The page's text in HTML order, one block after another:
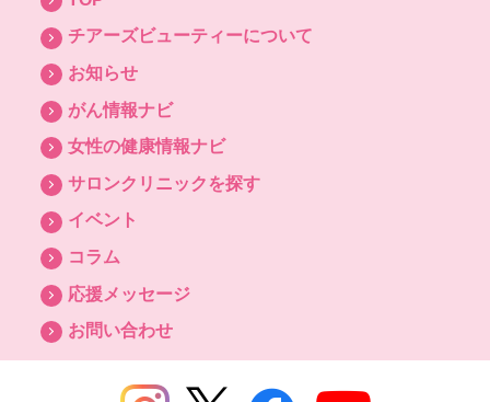
チアーズビューティーについて
お知らせ
がん情報ナビ
女性の健康情報ナビ
サロンクリニックを探す
イベント
コラム
応援メッセージ
お問い合わせ